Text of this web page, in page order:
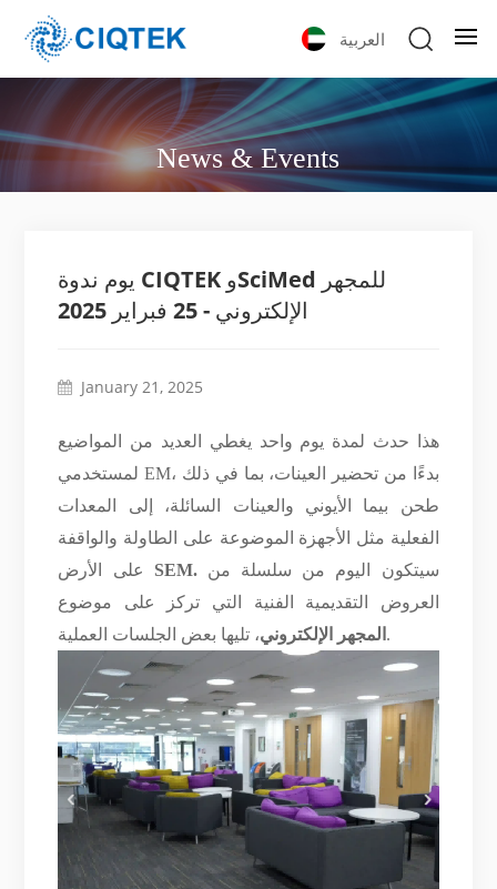
العربية
News & Events
يوم ندوة CIQTEK وSciMed للمجهر
الإلكتروني - 25 فبراير 2025
January 21, 2025
هذا حدث لمدة يوم واحد يغطي العديد من المواضيع
لمستخدمي EM، بدءًا من تحضير العينات، بما في ذلك
طحن بيما الأيوني والعينات السائلة، إلى المعدات
الفعلية مثل الأجهزة الموضوعة على الطاولة والواقفة
SEM. سيتكون اليوم من سلسلة من
العروض التقديمية الفنية التي تركز على موضوع
المجهر الإلكتروني ، تليها بعض الجلسات العملية.